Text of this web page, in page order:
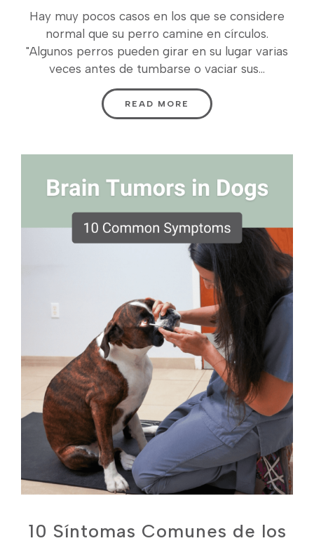
Hay muy pocos casos en los que se considere
normal que su perro camine en círculos.
"Algunos perros pueden girar en su lugar varias
veces antes de tumbarse o vaciar sus...
READ MORE
10 Síntomas Comunes de los